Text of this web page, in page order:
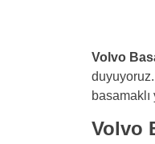
Volvo
Volvo